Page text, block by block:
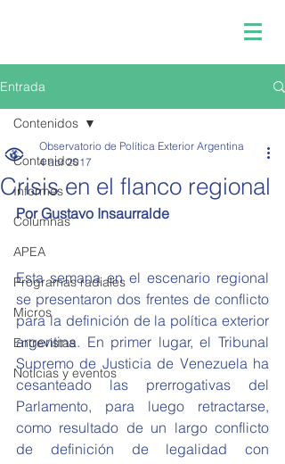
Entrada
Contenidos
Informes
Columnas
APEA
Programas radiales
Micros
Entrevistas
Noticias y eventos
Contenidos
Crisis en el flanco regional
Observatorio de Política Exterior Argentina
4 abr 2017
Por Gustavo Insaurralde
Esta semana en el escenario regional
se presentaron dos frentes de conflicto
para la definición de la política exterior
argentina. En primer lugar, el Tribunal
Supremo de Justicia de Venezuela ha
cesanteado las prerrogativas del
Parlamento, para luego retractarse,
como resultado de un largo conflicto
de definición de legalidad con